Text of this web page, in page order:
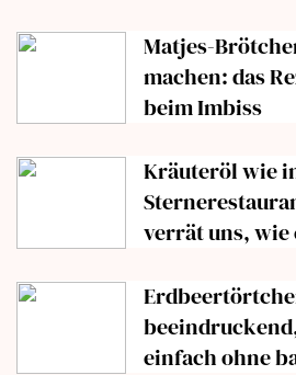
Matjes-
machen: das
beim Imbiss
Kräuteröl wie
verrät uns, wie
einfach ohne